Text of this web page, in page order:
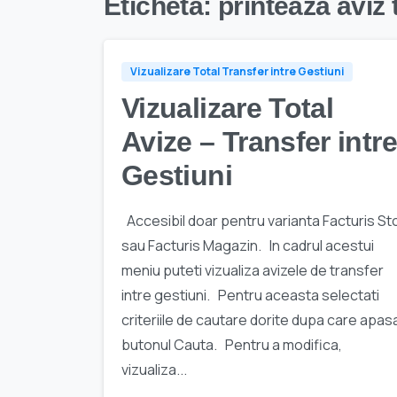
Vizualizare Total Transfer intre Gestiuni
Vizualizare Total
Avize – Transfer intre
Gestiuni
Accesibil doar pentru varianta Facturis
sau Facturis Magazin. In cadrul acestui
meniu puteti vizualiza avizele de transfer
intre gestiuni. Pentru aceasta selectati
criteriile de cautare dorite dupa care
butonul Cauta. Pentru a modifica,
vizualiza...